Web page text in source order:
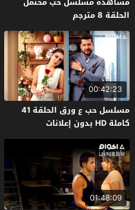
الحلقة 8 مترجم
00:42:23
مسلسل حب ع ورق الحلقة 41
كاملة HD بدون إعلانات
01:48:09